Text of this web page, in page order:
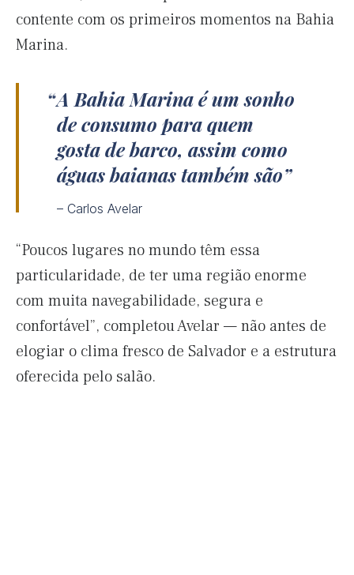
contente com os primeiros momentos na Bahia
Marina.
A Bahia Marina é um sonho
de consumo para quem
gosta de barco, assim como
águas baianas também são
– Carlos Avelar
“Poucos lugares no mundo têm essa
particularidade, de ter uma região enorme
com muita navegabilidade, segura e
confortável”, completou Avelar — não antes de
elogiar o clima fresco de Salvador e a estrutura
oferecida pelo salão.